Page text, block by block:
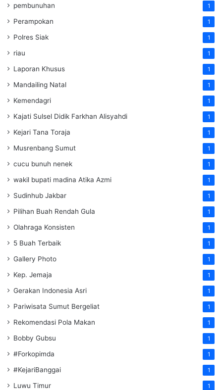
pembunuhan 1
Perampokan 1
Polres Siak 1
riau 1
Laporan Khusus 1
Mandailing Natal 1
Kemendagri 1
Kajati Sulsel Didik Farkhan Alisyahdi 1
Kejari Tana Toraja 1
Musrenbang Sumut 1
cucu bunuh nenek 1
wakil bupati madina Atika Azmi 1
Sudinhub Jakbar 1
Pilihan Buah Rendah Gula 1
Olahraga Konsisten 1
5 Buah Terbaik 1
Gallery Photo 1
Kep. Jemaja 1
Gerakan Indonesia Asri 1
Pariwisata Sumut Bergeliat 1
Rekomendasi Pola Makan 1
Bobby Gubsu 1
#Forkopimda 1
#KejariBanggai 1
Luwu Timur 1